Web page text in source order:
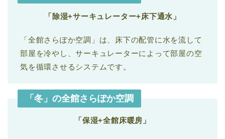
「除湿+サーキュレーター+床下通水」
「全館さらぽか空調」は、床下の配管に水を流して
部屋を冷やし、サーキュレーターによって部屋の空
気を循環させるシステムです。
「冬」の全館さらぽか空調
「保湿+全館床暖房」